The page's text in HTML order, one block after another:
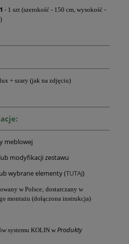
- 1 szt (szerokość - 150 cm, wysokość -
+ szary (jak na zdjęciu)
meblowej
modyfikacji zestawu
wybrane elementy (TUTAJ)
w Polsce; dostarczany w
montażu (dołączona instrukcja)
systemu KOLIN w Produkty